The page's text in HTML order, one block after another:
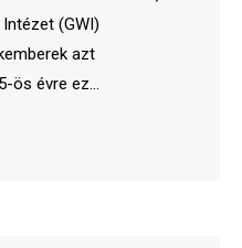
(GWI)
azt
ös évre ez…